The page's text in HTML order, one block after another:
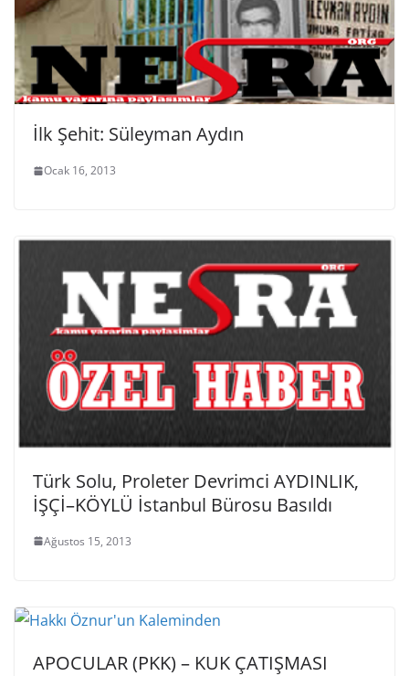
İlk Şehit: Süleyman Aydın
Ocak 16, 2013
Türk Solu, Proleter Devrimci AYDINLIK,
İŞÇİ–KÖYLÜ İstanbul Bürosu Basıldı
Ağustos 15, 2013
APOCULAR (PKK) – KUK ÇATIŞMASI